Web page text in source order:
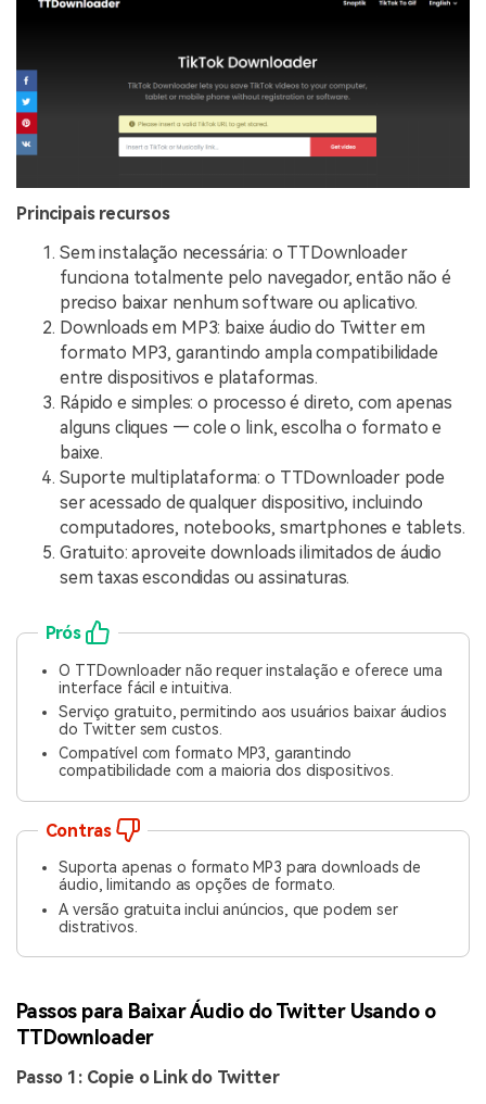
Principais recursos
Sem instalação necessária: o TTDownloader
funciona totalmente pelo navegador, então não é
preciso baixar nenhum software ou aplicativo.
Downloads em MP3: baixe áudio do Twitter em
formato MP3, garantindo ampla compatibilidade
entre dispositivos e plataformas.
Rápido e simples: o processo é direto, com apenas
alguns cliques — cole o link, escolha o formato e
baixe.
Suporte multiplataforma: o TTDownloader pode
ser acessado de qualquer dispositivo, incluindo
computadores, notebooks, smartphones e tablets.
Gratuito: aproveite downloads ilimitados de áudio
sem taxas escondidas ou assinaturas.
Prós
O TTDownloader não requer instalação e oferece uma
interface fácil e intuitiva.
Serviço gratuito, permitindo aos usuários baixar áudios
do Twitter sem custos.
Compatível com formato MP3, garantindo
compatibilidade com a maioria dos dispositivos.
Contras
Suporta apenas o formato MP3 para downloads de
áudio, limitando as opções de formato.
A versão gratuita inclui anúncios, que podem ser
distrativos.
Passos para Baixar Áudio do Twitter Usando o
TTDownloader
Passo 1: Copie o Link do Twitter